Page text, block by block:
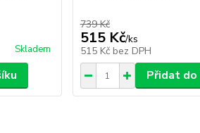
Skladem
739 Kč
515 Kč/ks
515 Kč bez DPH
Přidat do